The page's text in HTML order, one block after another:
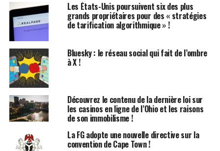
Ces consultations auraient été au nombre de quatre,
toutes se déroulant apparemment à huis clos et
impliquant uniquement des représentants sélectionnés
de l’industrie.
Les médias locaux ont rapporté qu’il n’est pas clair si le
projet de loi sera révisé ou complètement réécrit, mais
des copies marquées de la dernière version ont été
distribuées afin de pouvoir retracer toute fuite de
contenu. Le ministère aurait demandé le retour de ces
copies marquées à la fin juillet et n’a pas rendu leur
contenu public.
Les États-Unis poursuivent six des plus
grands propriétaires pour des « stratégies
de tarification algorithmique » !
Bluesky : le réseau social qui fait de l’ombre
à X !
Découvrez le contenu de la dernière loi sur
les casinos en ligne de l’Ohio et les raisons
de son immobilisme !
La FG adopte une nouvelle directive sur la
convention de Cape Town !